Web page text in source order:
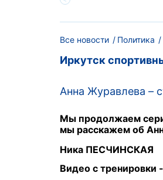
Все новости Политика
Иркутск
Анна Журавлева –
Мы продолжаем
мы расскажем об
Ника ПЕСЧИНСКАЯ
Видео с тренировки -